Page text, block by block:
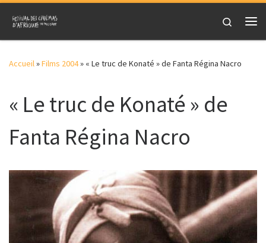
Skip to content
Search
Accueil»Films 2004» « Le truc de Konaté » de Fanta Régina Nacro
« Le truc de Konaté » de
Fanta Régina Nacro